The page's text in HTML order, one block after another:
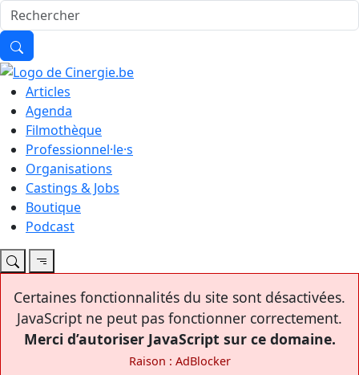
Articles
Agenda
Filmothèque
Professionnel·le·s
Organisations
Castings & Jobs
Boutique
Podcast
Certaines fonctionnalités du site sont désactivées.
JavaScript ne peut pas fonctionner correctement.
Merci d’autoriser JavaScript sur ce domaine.
Raison : AdBlocker